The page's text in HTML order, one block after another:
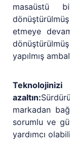
masaüstü
etmeye
yapılmış
azaltın:
markadan
sorumlu ve
yardımcı